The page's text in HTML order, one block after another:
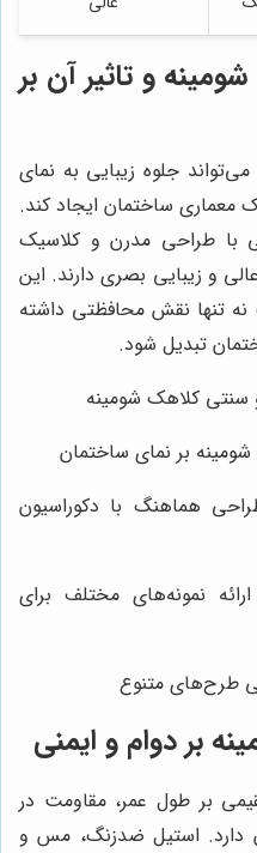
و تاثیر آن بر
جلوه زیبایی به نمای
ساختمان ایجاد کند.
با طراحی مدرن و کلاسیک
و زیبایی بصری دارند. این
تنها نقش محافظتی داشته
تبدیل شود.
سنتی کلاهک شومینه
بر نمای ساختمان
هماهنگ با دکوراسیون
نمونه‌های مختلف برای
طرح‌های متنوع
بر دوام و ایمنی
بر طول عمر، مقاومت در
دارد. استیل ضدزنگ، مس و